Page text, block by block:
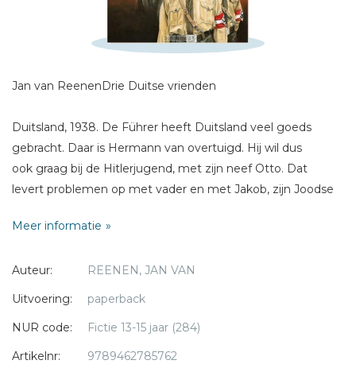
Jan van ReenenDrie Duitse vrienden
Duitsland, 1938. De Führer heeft Duitsland veel goeds
gebracht. Daar is Hermann van overtuigd. Hij wil dus
ook graag bij de Hitlerjugend, met zijn neef Otto. Dat
levert problemen op met vader en met Jakob, zijn Joodse
plaats is in Duitsland? Of moet Hermann zijn vriend
Met illustraties van Adri Burghout en unieke foto's.
Meer informatie
Auteur:
REENEN, JAN VAN
Uitvoering:
paperback
NUR code:
Fictie 13-15 jaar (284)
Artikelnr:
9789462785762
Bericht *
* = verplicht